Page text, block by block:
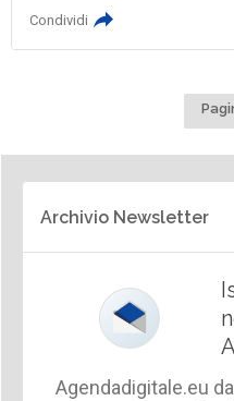
Condividi
Archivio Newsletter
Agendadigitale.eu